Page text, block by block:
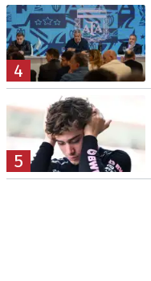
4
5